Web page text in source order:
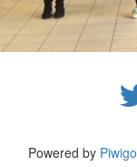
Powered by Piwigo